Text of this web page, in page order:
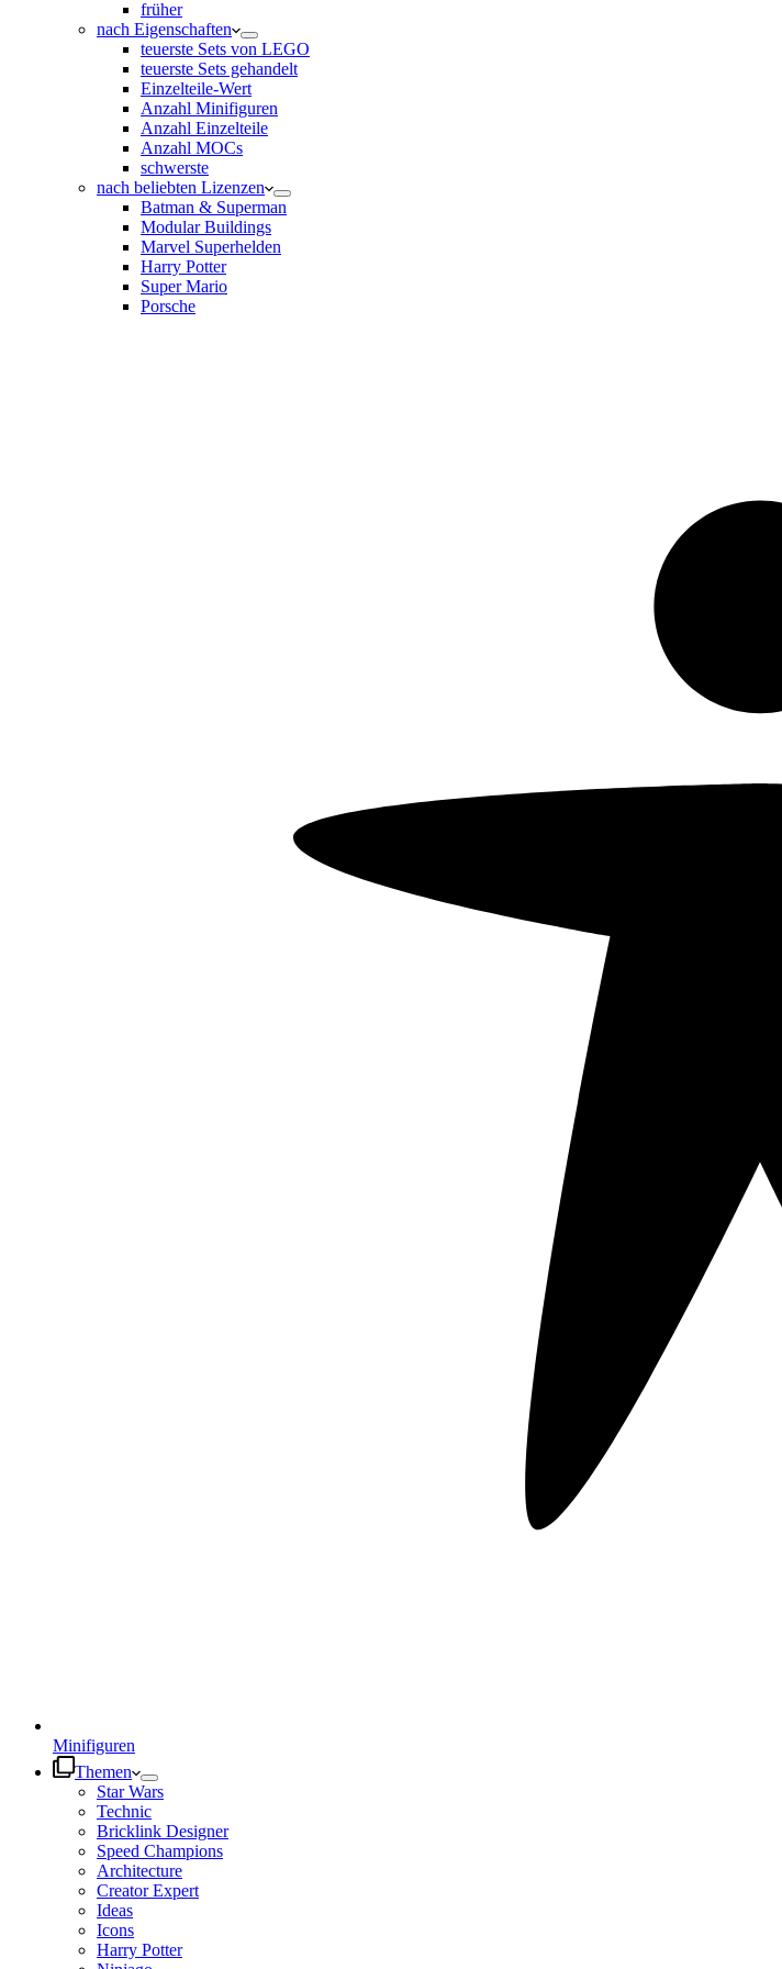
früher
nach Eigenschaften
teuerste Sets von LEGO
teuerste Sets gehandelt
Einzelteile-Wert
Anzahl Minifiguren
Anzahl Einzelteile
Anzahl MOCs
schwerste
nach beliebten Lizenzen
Batman & Superman
Modular Buildings
Marvel Superhelden
Harry Potter
Super Mario
Porsche
Minifiguren
Themen
Star Wars
Technic
Bricklink Designer
Speed Champions
Architecture
Creator Expert
Ideas
Icons
Harry Potter